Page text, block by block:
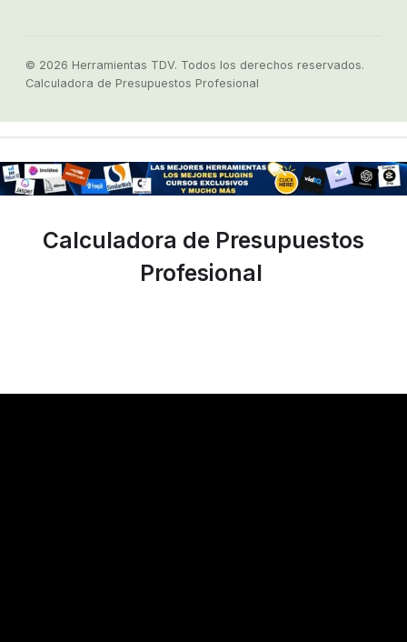
© 2026 Herramientas TDV. Todos los derechos reservados.
Calculadora de Presupuestos Profesional
Calculadora de Presupuestos
Profesional